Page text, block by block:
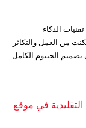
الذكاء
من العمل والتكاثر
الجينوم الكامل
في موقع